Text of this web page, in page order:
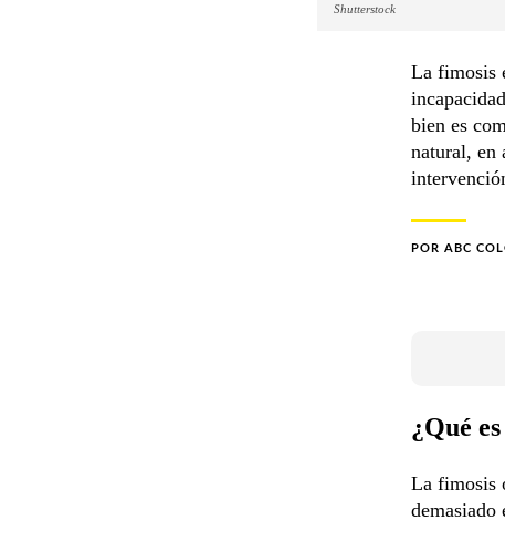
Shutterstock
La fimosis
bien es
natural, en
POR ABC
¿Qué
La fimosis
demasiado